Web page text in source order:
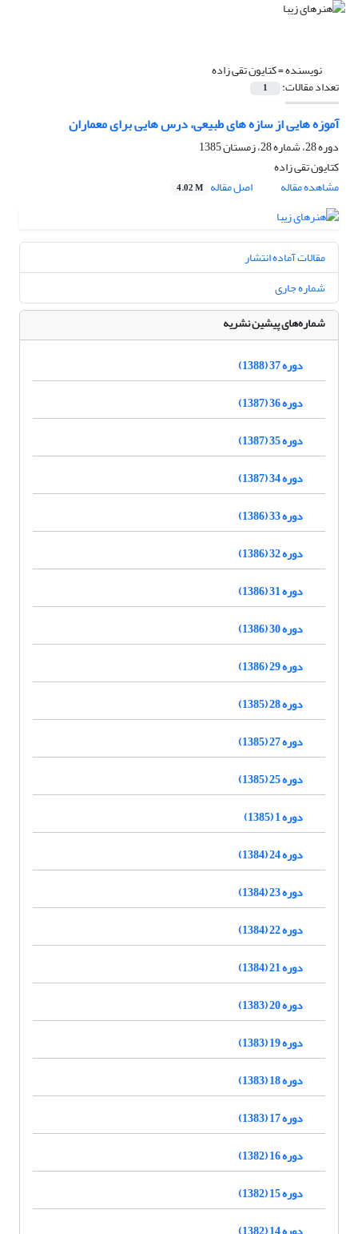
نویسنده =کتایون تقی زاده
تعداد مقالات: 1
آموزه هایی از سازه های طبیعی، درس هایی برای معماران
دوره 28، شماره 28، زمستان 1385
کتایون تقی زاده
مشاهده مقاله
اصل مقاله 4.02 M
مقالات آماده انتشار
شماره جاری
شماره‌های پیشین نشریه
دوره 37 (1388)
دوره 36 (1387)
دوره 35 (1387)
دوره 34 (1387)
دوره 33 (1386)
دوره 32 (1386)
دوره 31 (1386)
دوره 30 (1386)
دوره 29 (1386)
دوره 28 (1385)
دوره 27 (1385)
دوره 25 (1385)
دوره 1 (1385)
دوره 24 (1384)
دوره 23 (1384)
دوره 22 (1384)
دوره 21 (1384)
دوره 20 (1383)
دوره 19 (1383)
دوره 18 (1383)
دوره 17 (1383)
دوره 16 (1382)
دوره 15 (1382)